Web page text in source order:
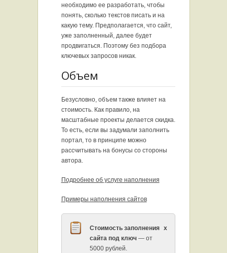
необходимо ее разработать, чтобы
понять, сколько текстов писать и на
какую тему. Предполагается, что сайт,
уже заполненный, далее будет
продвигаться. Поэтому без подбора
ключевых запросов никак.
Объем
Безусловно, объем также влияет на
стоимость. Как правило, на
масштабные проекты делается скидка.
То есть, если вы задумали заполнить
портал, то в принципе можно
рассчитывать на бонусы со стороны
автора.
Подробнее об услуге наполнения
Примеры наполнения сайтов
x
Стоимость заполнения
сайта под ключ— от
5000 рублей.